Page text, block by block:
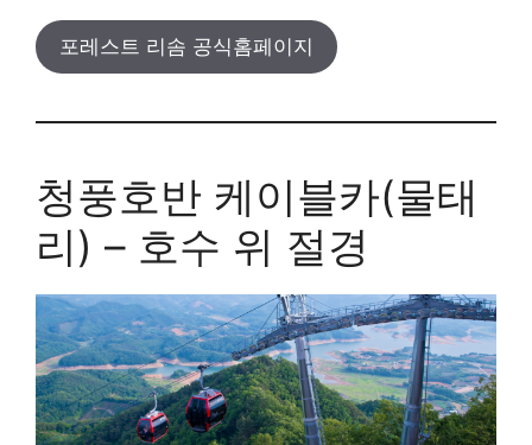
포레스트 리솜 공식홈페이지
청풍호반 케이블카(물태
리) – 호수 위 절경